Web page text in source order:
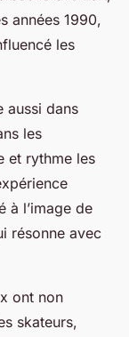
années 1990,
les
aussi dans
les
et rythme les
à l’image de
résonne avec
ont non
skateurs,